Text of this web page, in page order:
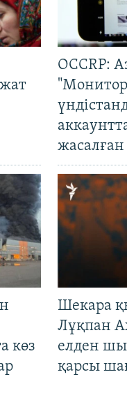
OCCRP:
жасалған
көз
Шекара
Лұқпан
елден
қарсы